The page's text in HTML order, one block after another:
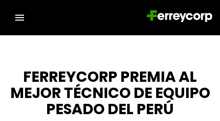
FERREYCORP PREMIA AL
MEJOR TÉCNICO DE EQUIPO
PESADO DEL PERÚ